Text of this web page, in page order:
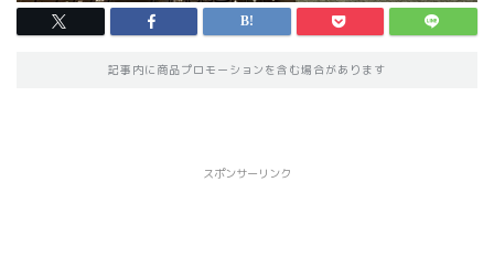
記事内に商品プロモーションを含む場合があります
スポンサーリンク